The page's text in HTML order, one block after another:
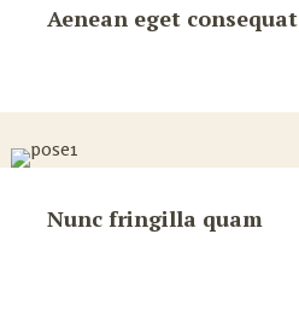
Aenean eget consequat
Nunc fringilla quam